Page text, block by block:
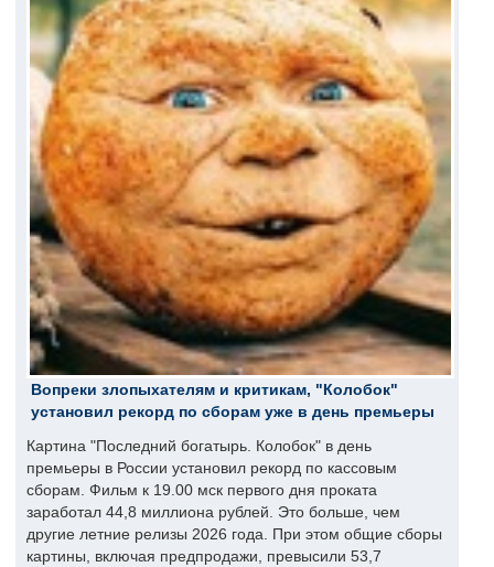
Вопреки злопыхателям и критикам, "Колобок"
установил рекорд по сборам уже в день премьеры
Картина "Последний богатырь. Колобок" в день
премьеры в России установил рекорд по кассовым
сборам. Фильм к 19.00 мск первого дня проката
заработал 44,8 миллиона рублей. Это больше, чем
другие летние релизы 2026 года. При этом общие сборы
картины, включая предпродажи, превысили 53,7